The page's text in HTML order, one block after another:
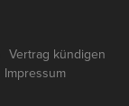
Vertrag kündigen
Impressum